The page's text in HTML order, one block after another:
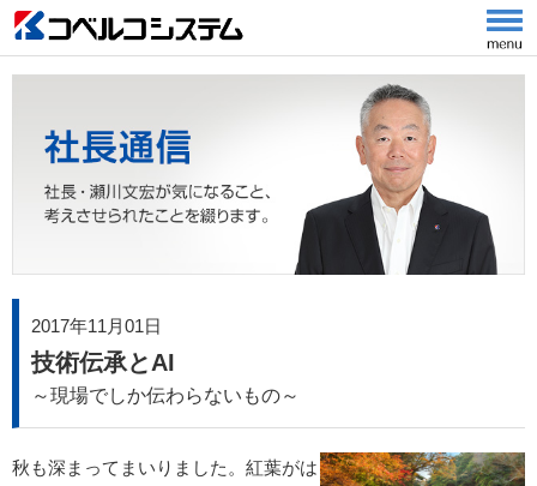
2017年11月01日
技術伝承とAI
～現場でしか伝わらないもの～
秋も深まってまいりました。紅葉がは